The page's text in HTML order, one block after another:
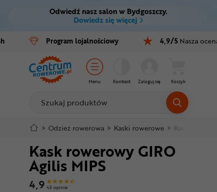
Ctrl M
Menu główne
Informacje o produkcie
Do koszyka
Szczegółowe informacje
Stopka
Mapa strony
Odwiedź nasz salon w Bydgoszczy.
Dowiedz się więcej
Program lojalnościowy 4,9/5 Nasza
Menu Kontrast Zaloguj się Koszyk
Rowery
E-bike
Części
Akcesoria
Odzież
Kaski
Buty
> Odzież rowerowa > Kaski rowerowe > Kaski
Kask rowerowy GIRO
Agilis MIPS
4,9 43 opinie